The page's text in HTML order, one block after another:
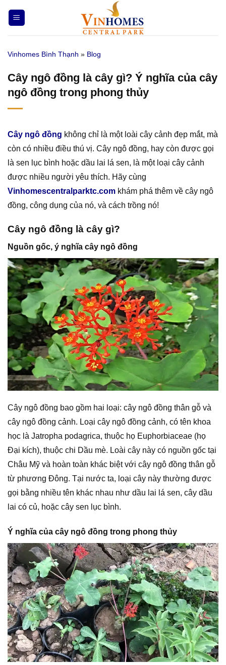
qua
nội
Vinhomes Bình Thạnh » Blog
Cây ngô đồng là cây gì? Ý nghĩa của cây
ngô đồng trong phong thủy
Cây ngô đồng không chỉ là một loài cây cảnh đẹp mắt, mà
còn có nhiều điều thú vị. Cây ngô đồng, hay còn được gọi
là sen lục bình hoặc dầu lai lá sen, là một loại cây cảnh
được nhiều người yêu thích. Hãy cùng
Vinhomescentralparktc.com khám phá thêm về cây ngô
đồng, công dụng của nó, và cách trồng nó!
Cây ngô đồng là cây gì?
Nguồn gốc, ý nghĩa cây ngô đồng
Cây ngô đồng bao gồm hai loại: cây ngô đồng thân gỗ và
cây ngô đồng cảnh. Loại cây ngô đồng cảnh, có tên khoa
học là Jatropha podagrica, thuộc họ Euphorbiaceae (họ
Đại kích), thuộc chi Dầu mè. Loài cây này có nguồn gốc tại
Châu Mỹ và hoàn toàn khác biệt với cây ngô đồng thân gỗ
từ phương Đông. Tại nước ta, loại cây này thường được
gọi bằng nhiều tên khác nhau như dầu lai lá sen, cây dầu
lai có củ, hoặc cây sen lục bình.
Ý nghĩa của cây ngô đồng trong phong thủy